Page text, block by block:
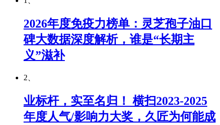
2026年度免疫力榜单：灵芝孢子油口
碑大数据深度解析，谁是“长期主
义”滋补
2、
业标杆，实至名归！ 横扫2023-2025
年度人气/影响力大奖，久匠为何能成